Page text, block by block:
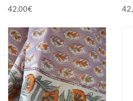
Faites des heureux
42,00€